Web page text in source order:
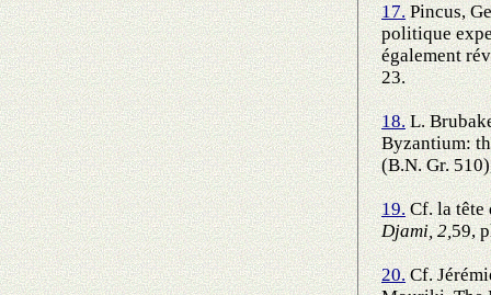
17.Pincus,
politique
également
23.
18.L.
Byzantium:
(B.N. Gr.
19.Cf. la tête
Djami, 2,59,
20.Cf.